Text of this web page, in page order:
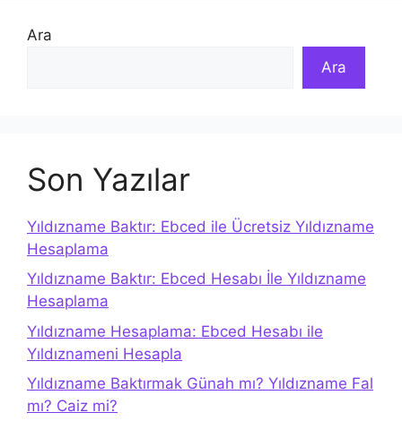
Ara
Ara
Son Yazılar
Yıldızname Baktır: Ebced ile Ücretsiz Yıldızname
Hesaplama
Yıldızname Baktır: Ebced Hesabı İle Yıldızname
Hesaplama
Yıldızname Hesaplama: Ebced Hesabı ile
Yıldıznameni Hesapla
Yıldızname Baktırmak Günah mı? Yıldızname Fal
mı? Caiz mi?